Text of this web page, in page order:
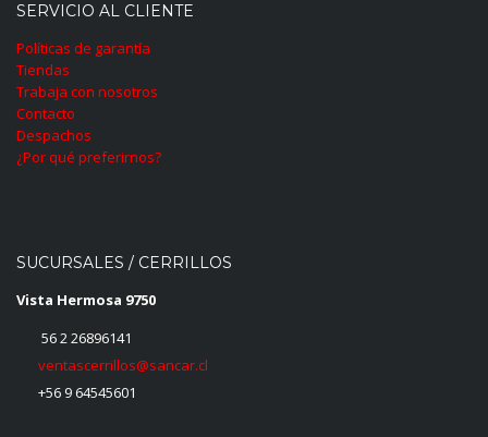
SERVICIO AL CLIENTE
Políticas de garantía
Tiendas
Trabaja con nosotros
Contacto
Despachos
¿Por qué preferirnos?
SUCURSALES / CERRILLOS
Vista Hermosa 9750
56 2 26896141
ventascerrillos@sancar.cl
+56 9 64545601